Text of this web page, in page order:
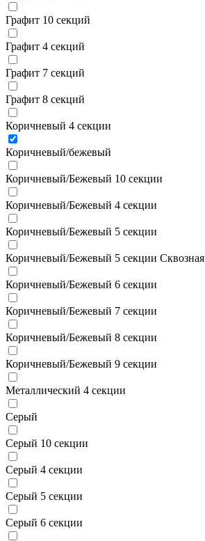
Графит 10 секций
Графит 4 секций
Графит 7 секций
Графит 8 секций
Коричневый 4 секции
Коричневый/бежевый
Коричневый/Бежевый 10 секции
Коричневый/Бежевый 4 секции
Коричневый/Бежевый 5 секции
Коричневый/Бежевый 5 секции Сквозная
Коричневый/Бежевый 6 секции
Коричневый/Бежевый 7 секции
Коричневый/Бежевый 8 секции
Коричневый/Бежевый 9 секции
Металлический 4 секции
Серый
Серый 10 секции
Серый 4 секции
Серый 5 секции
Серый 6 секции